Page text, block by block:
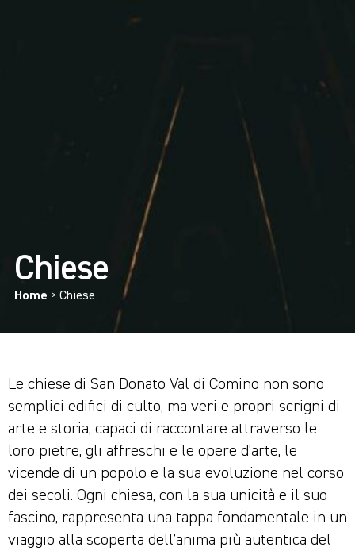
Chiese
Home > Chiese
Le chiese di San Donato Val di Comino non sono
semplici edifici di culto, ma veri e propri scrigni di
arte e storia, capaci di raccontare attraverso le
loro pietre, gli affreschi e le opere d’arte, le
vicende di un popolo e la sua evoluzione nel corso
dei secoli. Ogni chiesa, con la sua unicità e il suo
fascino, rappresenta una tappa fondamentale in un
viaggio alla scoperta dell’anima più autentica del